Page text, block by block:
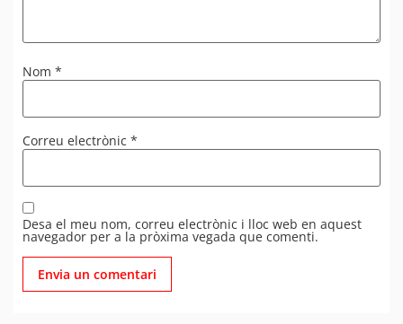
Nom *
Correu electrònic *
Desa el meu nom, correu electrònic i lloc web en aquest
navegador per a la pròxima vegada que comenti.